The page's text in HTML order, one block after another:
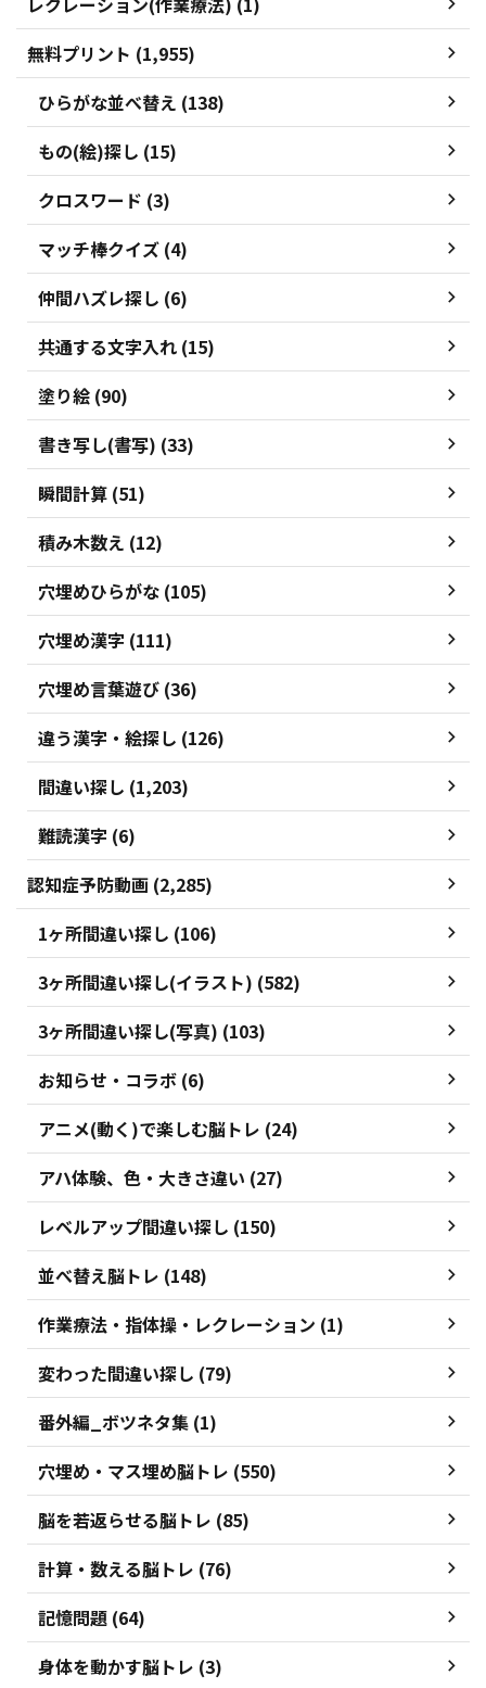
無料プリント (1,955)
ひらがな並べ替え (138)
もの(絵)探し (15)
クロスワード (3)
マッチ棒クイズ (4)
仲間ハズレ探し (6)
共通する文字入れ (15)
塗り絵 (90)
書き写し(書写) (33)
瞬間計算 (51)
積み木数え (12)
穴埋めひらがな (105)
穴埋め漢字 (111)
穴埋め言葉遊び (36)
違う漢字・絵探し (126)
間違い探し (1,203)
難読漢字 (6)
認知症予防動画 (2,285)
1ヶ所間違い探し (106)
3ヶ所間違い探し(イラスト) (582)
3ヶ所間違い探し(写真) (103)
お知らせ・コラボ (6)
アニメ(動く)で楽しむ脳トレ (24)
アハ体験、色・大きさ違い (27)
レベルアップ間違い探し (150)
並べ替え脳トレ (148)
作業療法・指体操・レクレーション (1)
変わった間違い探し (79)
番外編_ボツネタ集 (1)
穴埋め・マス埋め脳トレ (550)
脳を若返らせる脳トレ (85)
計算・数える脳トレ (76)
記憶問題 (64)
身体を動かす脳トレ (3)